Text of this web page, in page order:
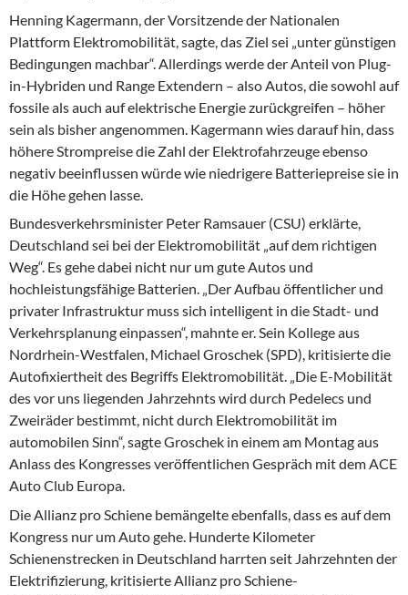
Henning Kagermann, der Vorsitzende der Nationalen
Plattform Elektromobilität, sagte, das Ziel sei „unter günstigen
Bedingungen machbar“. Allerdings werde der Anteil von Plug-
in-Hybriden und Range Extendern – also Autos, die sowohl auf
fossile als auch auf elektrische Energie zurückgreifen – höher
sein als bisher angenommen. Kagermann wies darauf hin, dass
höhere Strompreise die Zahl der Elektrofahrzeuge ebenso
negativ beeinflussen würde wie niedrigere Batteriepreise sie in
die Höhe gehen lasse.
Bundesverkehrsminister Peter Ramsauer (CSU) erklärte,
Deutschland sei bei der Elektromobilität „auf dem richtigen
Weg“. Es gehe dabei nicht nur um gute Autos und
hochleistungsfähige Batterien. „Der Aufbau öffentlicher und
privater Infrastruktur muss sich intelligent in die Stadt- und
Verkehrsplanung einpassen“, mahnte er. Sein Kollege aus
Nordrhein-Westfalen, Michael Groschek (SPD), kritisierte die
Autofixiertheit des Begriffs Elektromobilität. „Die E-Mobilität
des vor uns liegenden Jahrzehnts wird durch Pedelecs und
Zweiräder bestimmt, nicht durch Elektromobilität im
automobilen Sinn“, sagte Groschek in einem am Montag aus
Anlass des Kongresses veröffentlichen Gespräch mit dem ACE
Auto Club Europa.
Die Allianz pro Schiene bemängelte ebenfalls, dass es auf dem
Kongress nur um Auto gehe. Hunderte Kilometer
Schienenstrecken in Deutschland harrten seit Jahrzehnten der
Elektrifizierung, kritisierte Allianz pro Schiene-